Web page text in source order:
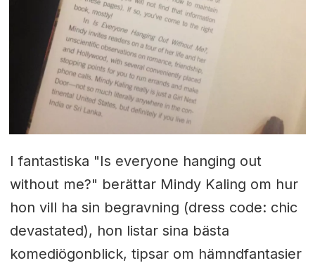
I fantastiska "Is everyone hanging out
without me?" berättar Mindy Kaling om hur
hon vill ha sin begravning (dress code: chic
devastated), hon listar sina bästa
komediögonblick, tipsar om hämndfantasier